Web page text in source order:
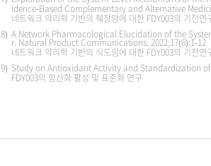
idence-Based Complementary and Alternative
네트워크 약리학 기반의 췌장암에 대한 FDY003의 기전연
8) A Network Pharmacological Elucidation of the
r. Natural Product Communications. 2022;17(6):1-12
네트워크 약리학 기반의 식도암에 대한 FDY003의 기전연
9) Study on Antioxidant Activity and Standardization of
FDY003의 항산화 활성 및 표준화 연구